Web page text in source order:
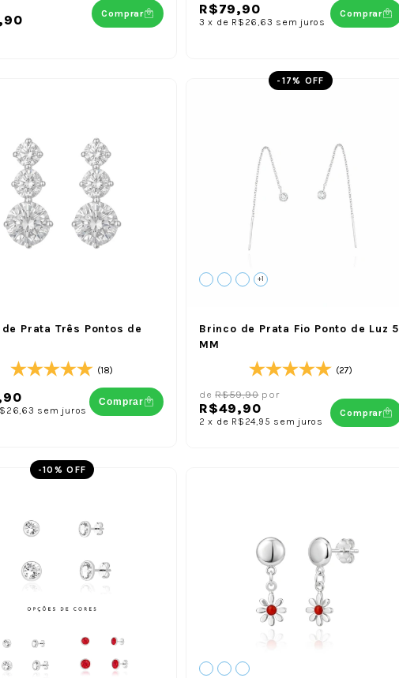
Comprar R$79,90
3 x de R$26,63 sem juros
Comprar
Prata Três Pontos de
(18)
sem juros
Comprar
- 17% OFF
+1
Brinco de Prata Fio Ponto de Luz 5
MM
(27)
deR$59,90por
R$49,90
2 x de R$24,95 sem juros
Comprar
-10 % OFF